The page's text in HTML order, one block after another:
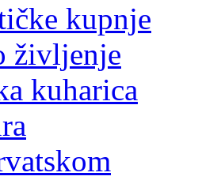
kupnje
življenje
kuharica